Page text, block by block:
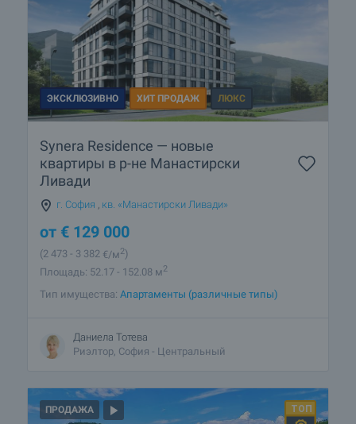
ЭКСКЛЮЗИВНО ХИТ ПРОДАЖ ЛЮКС
Synera Residence — новые
квартиры в р-не Манастирски
Ливади
г. София , кв. «Манастирски Ливади»
от € 129 000
(2 473 - 3 382 €/м2)
Площадь: 52.17 - 152.08 м2
Тип имущества: Апартаменты (различные типы)
Даниела Тотева
Риэлтор, София - Центральный
ПРОДАЖА